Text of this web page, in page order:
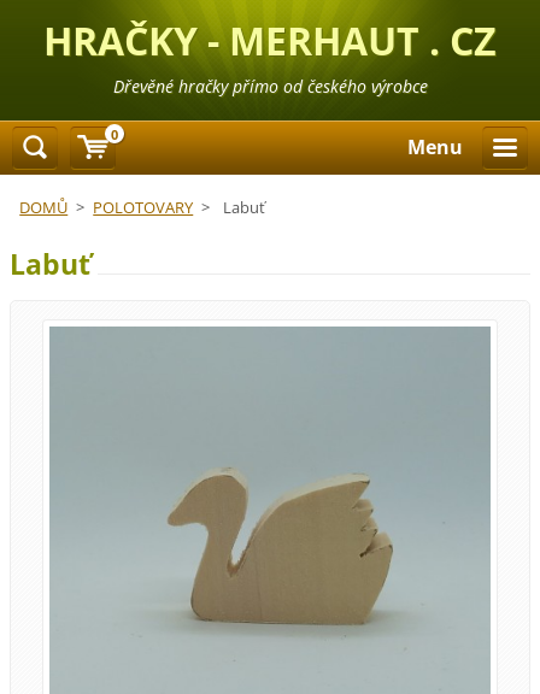
HRAČKY - MERHAUT . CZ
Dřevěné hračky přímo od českého výrobce
Menu
DOMŮ > POLOTOVARY > Labuť
Labuť
0